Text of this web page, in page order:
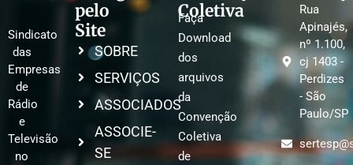
Sindicato
das
Empresas
de
Rádio
e
Televisão
no
pelo
Site
SOBRE
SERVIÇOS
ASSOCIADOS
ASSOCIE-
SE
Coletiva
Faça
Download
dos
arquivos
da
Convenção
Coletiva
de
Rua
Apinajés,
nº 1.100,
cj 1403 -
Perdizes
- São
Paulo/SP